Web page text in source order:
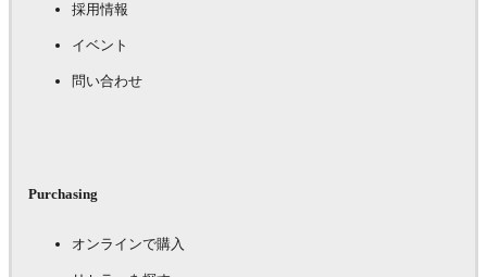
採用情報
イベント
問い合わせ
Purchasing
オンラインで購入